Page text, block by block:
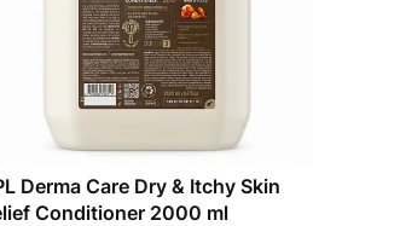
Derma Care Dry & Itchy Skin
Conditioner 2000 ml